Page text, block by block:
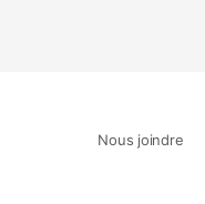
Nous joindre